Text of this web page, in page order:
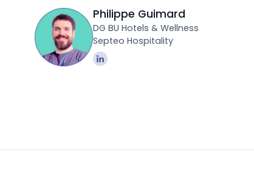
Philippe Guimard
DG BU Hotels & Wellness
Septeo Hospitality